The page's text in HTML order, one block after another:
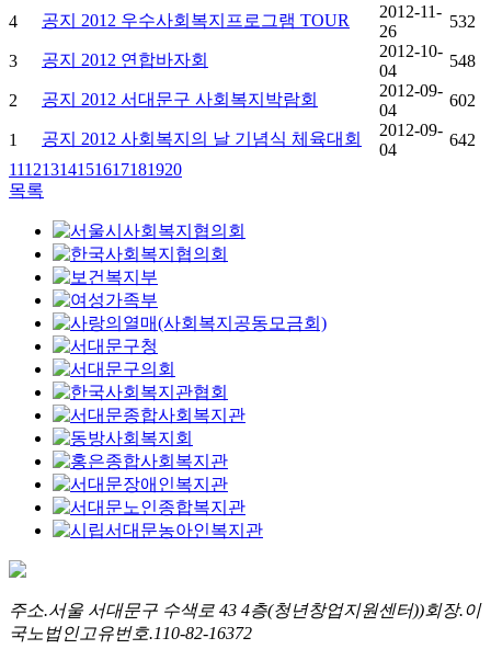
4 공지 2012 우수사회복지프로그램 TOUR
2012-11-
26
532
3 공지 2012 연합바자회
2012-10-
04
548
2 공지 2012 서대문구 사회복지박람회
2012-09-
04
602
1 공지 2012 사회복지의 날 기념식 체육대회
2012-09-
04
642
11121314151617181920
목록
주소.서울 서대문구 수색로 43 4층(청년창업지원센터))회장.이
국노 법인고유번호.110-82-16372